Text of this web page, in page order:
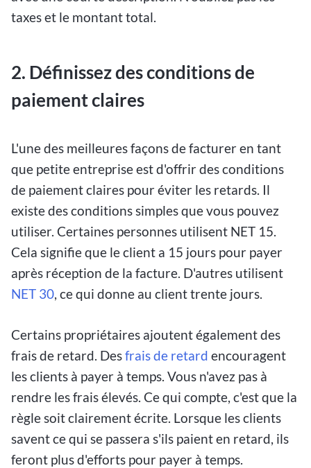
taxes et le montant total.
2. Définissez des conditions de
paiement claires
L'une des meilleures façons de facturer en tant
que petite entreprise est d'offrir des conditions
de paiement claires pour éviter les retards. Il
existe des conditions simples que vous pouvez
utiliser. Certaines personnes utilisent NET 15.
Cela signifie que le client a 15 jours pour payer
après réception de la facture. D'autres utilisent
NET 30, ce qui donne au client trente jours.
Certains propriétaires ajoutent également des
frais de retard. Desfrais de retard encouragent
les clients à payer à temps. Vous n'avez pas à
rendre les frais élevés. Ce qui compte, c'est que la
règle soit clairement écrite. Lorsque les clients
savent ce qui se passera s'ils paient en retard, ils
feront plus d'efforts pour payer à temps.